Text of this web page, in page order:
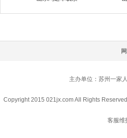
主办单位：苏州一家
Copyright 2015 021jx.com All Rights
客服维